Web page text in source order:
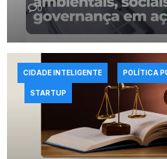
0
CIDADE INTELIGENTE POLÍTICA
STARTUP